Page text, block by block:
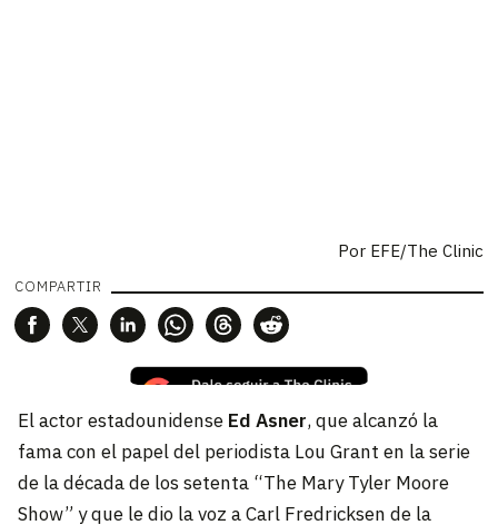
Por EFE/The Clinic
COMPARTIR
El actor estadounidense Ed Asner, que alcanzó la
fama con el papel del periodista Lou Grant en la serie
de la década de los setenta “The Mary Tyler Moore
Show” y que le dio la voz a Carl Fredricksen de la